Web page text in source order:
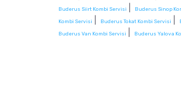
Buderus Siirt Kombi Servisi Buderus Sinop
Kombi Servisi
Buderus Tokat Kombi Servisi
Buderus Van Kombi Servisi Buderus Yalova